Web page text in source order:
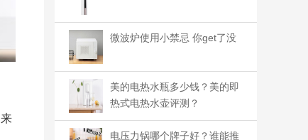
微波炉使用小禁忌 你get了没
美的电热水瓶多少钱？美的即
热式电热水壶评测？
电压力锅哪个牌子好？谁能推